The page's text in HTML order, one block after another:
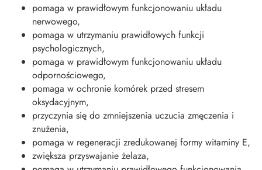
pomaga w prawidłowym funkcjonowaniu układu
nerwowego,
pomaga w utrzymaniu prawidłowych funkcji
psychologicznych,
pomaga w prawidłowym funkcjonowaniu układu
odpornościowego,
pomaga w ochronie komórek przed stresem
oksydacyjnym,
przyczynia się do zmniejszenia uczucia zmęczenia i
znużenia,
pomaga w regeneracji zredukowanej formy witaminy E,
zwiększa przyswajanie żelaza,